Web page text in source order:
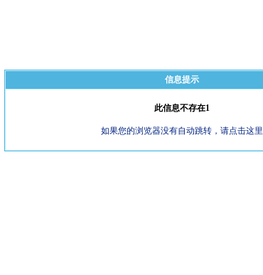
信息提示
此信息不存在1
如果您的浏览器没有自动跳转，请点击这里